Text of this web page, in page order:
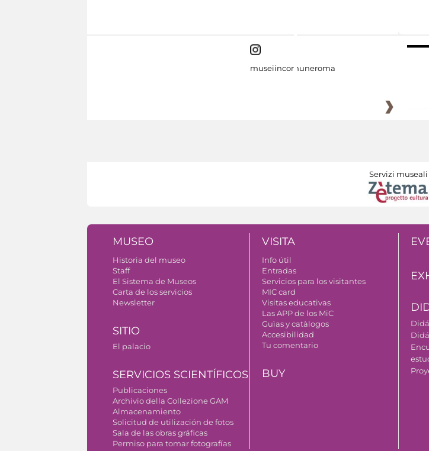
museiincomuneroma
Servizi museali
MUSEO
Historia del museo
Staff
El Sistema de Museos
Carta de los servicios
Newsletter
SITIO
El palacio
SERVICIOS SCIENTÍFICOS
Publicaciones
Archivio della Collezione GAM
Almacenamiento
Solicitud de utilización de fotos
Sala de las obras gráficas
Permiso para tomar fotografías
VISITA
Info útil
Entradas
Servicios para los visitantes
MIC card
Visitas educativas
Las APP de los MiC
Guìas y catàlogos
Accesibilidad
Tu comentario
BUY